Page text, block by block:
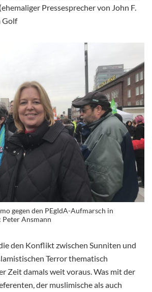
Pressesprecher von John F.
Golf
gegen den PEgIdA-Aufmarsch in
Ansmann
den Konflikt zwischen Sunniten und
Terror thematisch
Zeit damals weit voraus. Was mit der
der muslimische als auch